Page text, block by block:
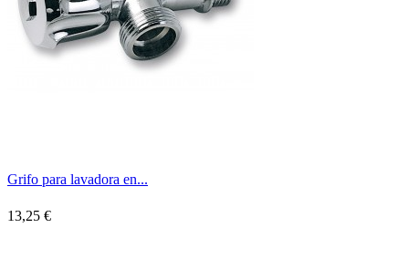
Grifo para lavadora en...
13,25 €